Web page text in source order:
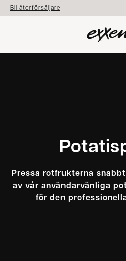
Bli återförsäljare
Pressa rotfrukterna
av vår användarvänliga
för den